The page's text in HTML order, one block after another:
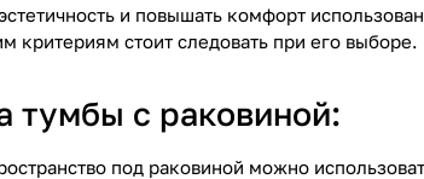
и повышать комфорт
критериям стоит следовать при его выборе.
тумбы с раковиной:
под раковиной можно